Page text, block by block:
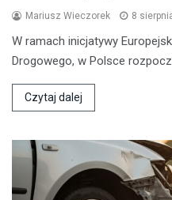
Mariusz Wieczorek 8
W ramach inicjatywy
Drogowego, w Polsce
Czytaj dalej